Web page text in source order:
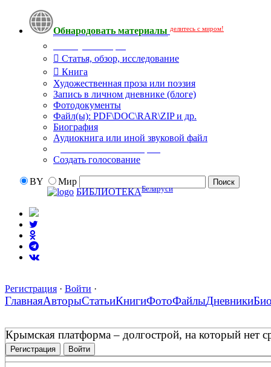
Обнародовать материалы делитесь с миром!
Статья, обзор, исследование
Книга
Художественная проза или поэзия
Запись в личном дневнике (блоге)
Фотодокументы
Файл(ы): PDF\DOC\RAR\ZIP и др.
Биография
Аудиокнига или иной звуковой файл
Создать голосование
BY
Мир
БИБЛИОТЕКАБеларуси
Регистрация · Войти ·
ГлавнаяАвторыСтатьиКнигиФотоФайлыДневники
Крымская платформа – долгострой, на который нет
Регистрация Войти